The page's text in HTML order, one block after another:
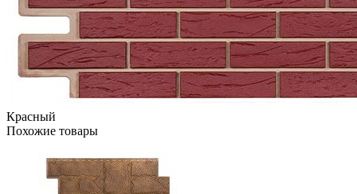
Красный
Похожие товары